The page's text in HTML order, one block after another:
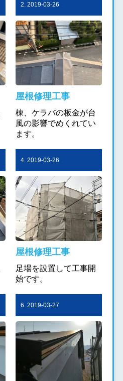
2. 2019-03-26
屋根修理工事
棟、ケラバの板金が台
風の影響でめくれてい
ます。
4. 2019-03-26
屋根修理工事
足場を設置して工事開
始です。
6. 2019-03-27